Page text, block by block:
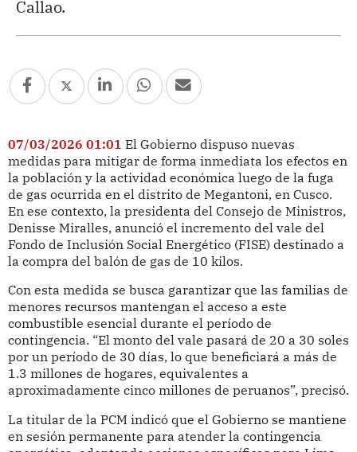
Callao.
07/03/2026 01:01 El Gobierno dispuso nuevas
medidas para mitigar de forma inmediata los efectos en
la población y la actividad económica luego de la fuga
de gas ocurrida en el distrito de Megantoni, en Cusco.
En ese contexto, la presidenta del Consejo de Ministros,
Denisse Miralles, anunció el incremento del vale del
Fondo de Inclusión Social Energético (FISE) destinado a
la compra del balón de gas de 10 kilos.
Con esta medida se busca garantizar que las familias de
menores recursos mantengan el acceso a este
combustible esencial durante el período de
contingencia. “El monto del vale pasará de 20 a 30 soles
por un período de 30 días, lo que beneficiará a más de
1.3 millones de hogares, equivalentes a
aproximadamente cinco millones de peruanos”, precisó.
La titular de la PCM indicó que el Gobierno se mantiene
en sesión permanente para atender la contingencia